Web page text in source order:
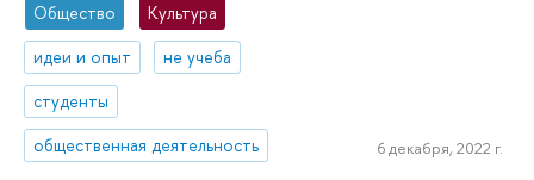
Общество
Культура
идеи и опыт
не учеба
студенты
общественная деятельность
6 декабря, 2022 г.